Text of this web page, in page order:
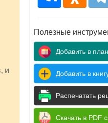
и
Полезные
Добавить в
Добавить в
Распечатать
Скачать в PDF